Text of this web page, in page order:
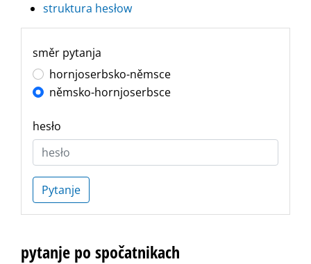
struktura hesłow
směr pytanja
hornjoserbsko-němsce
němsko-hornjoserbsce
hesło
Pytanje
pytanje po spočatnikach